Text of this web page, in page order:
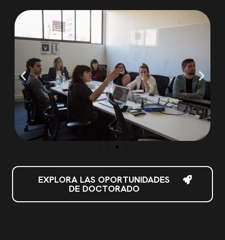
EXPLORA LAS OPORTUNIDADES
DE DOCTORADO